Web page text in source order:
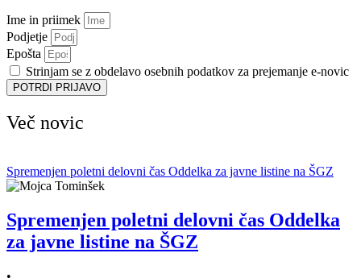
Ime in priimek
Podjetje
Epošta
Strinjam se z obdelavo osebnih podatkov za prejemanje e-novic
POTRDI PRIJAVO
Več novic
Spremenjen poletni delovni čas Oddelka za javne listine na ŠGZ
Spremenjen poletni delovni čas Oddelka
za javne listine na ŠGZ